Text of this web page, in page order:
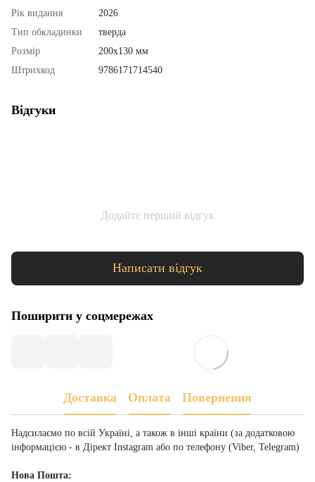
Рік видання
2026
Тип обкладинки
тверда
Розмір
200х130 мм
Штрихкод
9786171714540
Відгуки
Додайте перший відгук
Написати відгук
Поширити у соцмережах
Доставка Оплата Повернення
Надсилаємо по всій Україні, а також в інші країни (за додатковою
інформацією - в Дірект Instagram або по телефону (Viber, Telegram)
Нова Пошта: